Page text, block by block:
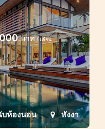
view Phang
beautiful 4
บาท/ เดือน
ห้องนอน พังงา